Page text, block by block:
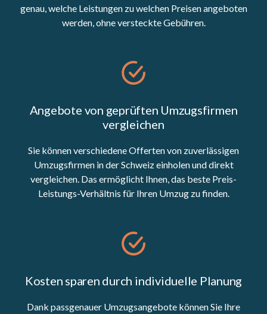
genau, welche Leistungen zu welchen Preisen angeboten
werden, ohne versteckte Gebühren.
Angebote von geprüften Umzugsfirmen
vergleichen
Sie können verschiedene Offerten von zuverlässigen
Umzugsfirmen in der Schweiz einholen und direkt
vergleichen. Das ermöglicht Ihnen, das beste Preis-
Leistungs-Verhältnis für Ihren Umzug zu finden.
Kosten sparen durch individuelle Planung
Dank passgenauer Umzugsangebote können Sie Ihre